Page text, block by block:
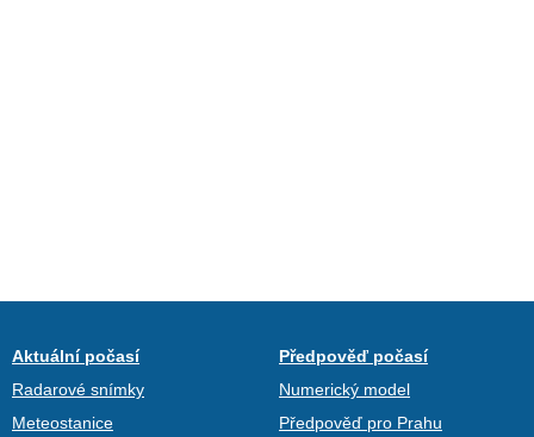
Aktuální počasí
Radarové snímky
Meteostanice
Předpověď počasí
Numerický model
Předpověď pro Prahu